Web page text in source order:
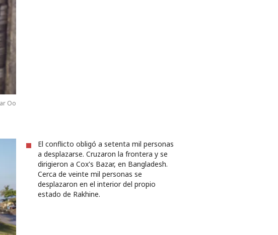
Oo
El conflicto obligó a setenta mil personas
a desplazarse. Cruzaron la frontera y se
dirigieron a Cox's Bazar, en Bangladesh.
Cerca de veinte mil personas se
desplazaron en el interior del propio
estado de Rakhine.